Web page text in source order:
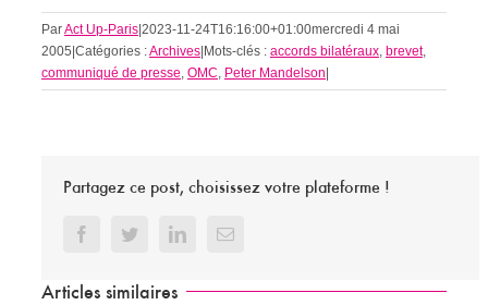
ParAct Up-Paris|2023-11-24T16:16:00+01:00mercredi 4 mai
2005|Catégories :Archives|Mots-clés : accords bilatéraux brevet,
communiqué de presse OMC Peter Mandelson|
Partagez ce post, choisissez votre plateforme !
FacebookTwitterLinkedInEmail
Articles similaires